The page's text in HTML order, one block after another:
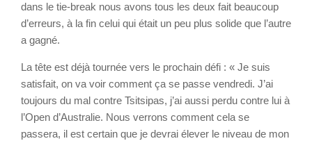
dans le tie-break nous avons tous les deux fait beaucoup
d’erreurs, à la fin celui qui était un peu plus solide que l’autre
a gagné.
La tête est déjà tournée vers le prochain défi : « Je suis
satisfait, on va voir comment ça se passe vendredi. J’ai
toujours du mal contre Tsitsipas, j’ai aussi perdu contre lui à
l’Open d’Australie. Nous verrons comment cela se
passera, il est certain que je devrai élever le niveau de mon